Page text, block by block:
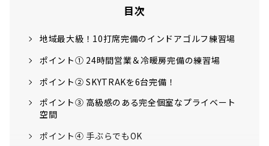
目次
地域最大級！10打席完備のインドアゴルフ練習場
ポイント① 24時間営業＆冷暖房完備の練習場
ポイント② SKYTRAKを6台完備！
ポイント③ 高級感のある完全個室なプライベート
空間
ポイント④ 手ぶらでもOK